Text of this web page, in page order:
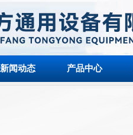
新闻动态 产品中心